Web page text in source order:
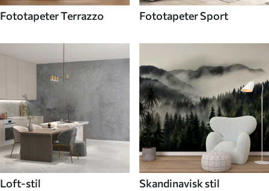
Fototapeter Terrazzo Fototapeter Sport
Loft-stil Skandinavisk stil